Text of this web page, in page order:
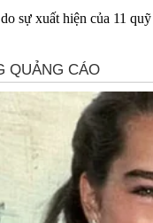
sự xuất hiện của 11